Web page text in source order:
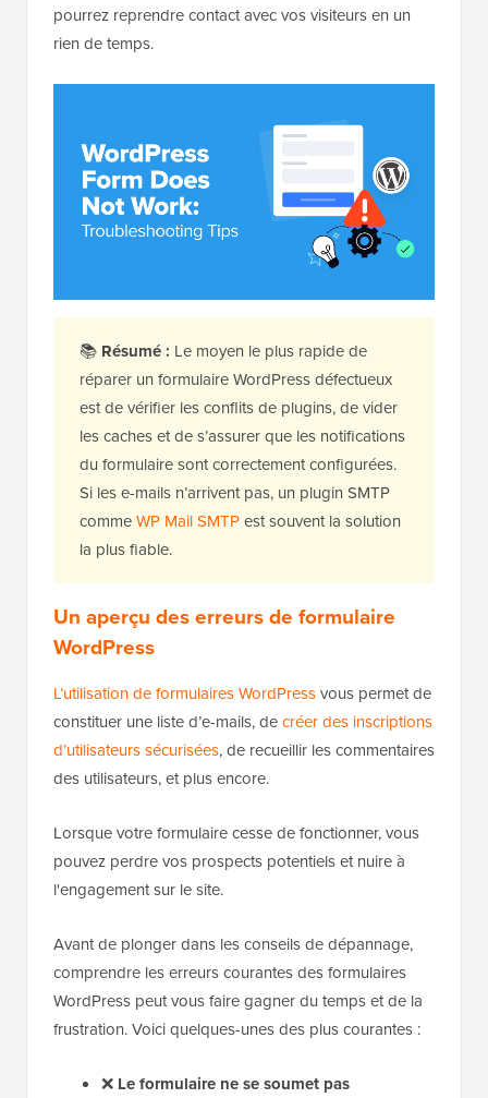
pourrez reprendre contact avec vos visiteurs en un
rien de temps.
📚 Résumé : Le moyen le plus rapide de
réparer un formulaire WordPress défectueux
est de vérifier les conflits de plugins, de vider
les caches et de s’assurer que les notifications
du formulaire sont correctement configurées.
Si les e-mails n’arrivent pas, un plugin SMTP
commeWP Mail SMTPest souvent la solution
la plus fiable.
Un aperçu des erreurs de formulaire
WordPress
L’utilisation de formulaires WordPressvous permet de
constituer une liste d’e-mails, decréer des inscriptions
d’utilisateurs sécurisées, de recueillir les commentaires
des utilisateurs, et plus encore.
Lorsque votre formulaire cesse de fonctionner, vous
pouvez perdre vos prospects potentiels et nuire à
l'engagement sur le site.
Avant de plonger dans les conseils de dépannage,
comprendre les erreurs courantes des formulaires
WordPress peut vous faire gagner du temps et de la
frustration. Voici quelques-unes des plus courantes :
❌ Le formulaire ne se soumet pas